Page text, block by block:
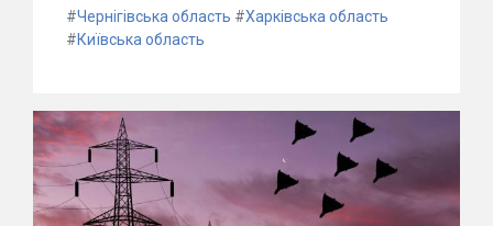
#Чернігівська область #Харківська область
#Київська область